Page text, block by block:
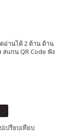
อ่านได้ 2 ด้าน ด้าน
แกน QR Code ฟัง
เปรียบเทียบ